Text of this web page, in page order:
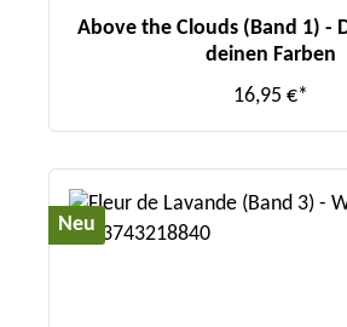
Above the Clouds (Band 1) -
deinen Farben
16,95 €*
Neu